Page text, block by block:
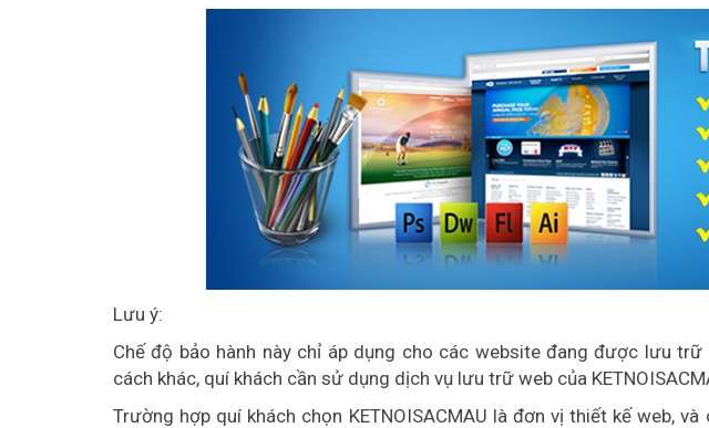
Lưu ý:
Chế độ bảo hành này chỉ áp dụng cho các website đang được lưu trữ
cách khác, quí khách cần sử dụng dịch vụ lưu trữ web của
Trường hợp quí khách chọn KETNOISACMAU là đơn vị thiết kế web,